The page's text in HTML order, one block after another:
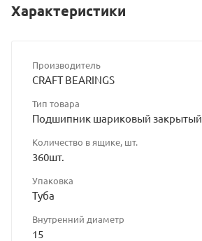
Характеристики
Производитель
CRAFT BEARINGS
Тип товара
Подшипник шариковый закрытый
Количество в ящике, шт.
360шт.
Упаковка
Туба
Внутренний диаметр
15